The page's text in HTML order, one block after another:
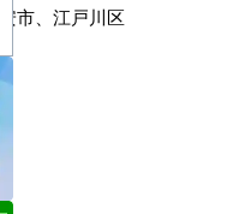
市、江戸川区